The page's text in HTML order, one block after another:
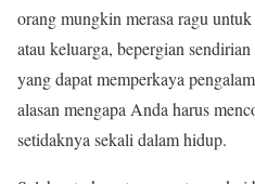
orang mungkin merasa ragu
atau keluarga, bepergian
yang dapat memperkaya
alasan mengapa Anda harus
setidaknya sekali dalam hidup.